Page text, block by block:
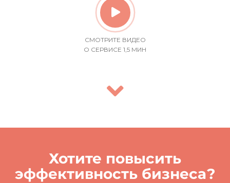
СМОТРИТЕ ВИДЕО
О СЕРВИСЕ 1,5 МИН
Хотите повысить
эффективность бизнеса?